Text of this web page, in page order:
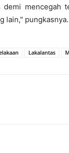
mencegah
lain,"
Lakalantas